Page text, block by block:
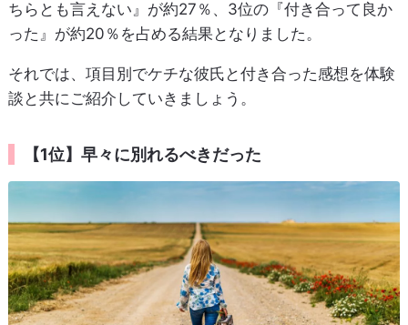
ちらとも言えない』が約27％、3位の『付き合って良か
った』が約20％を占める結果となりました。
それでは、項目別でケチな彼氏と付き合った感想を体験
談と共にご紹介していきましょう。
【1位】早々に別れるべきだった